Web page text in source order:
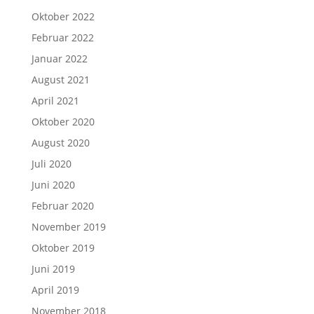
Oktober 2022
Februar 2022
Januar 2022
August 2021
April 2021
Oktober 2020
August 2020
Juli 2020
Juni 2020
Februar 2020
November 2019
Oktober 2019
Juni 2019
April 2019
November 2018